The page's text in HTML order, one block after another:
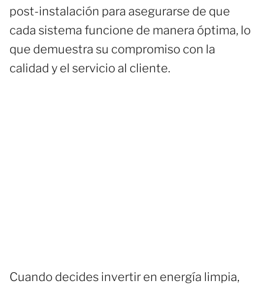
post-instalación para asegurarse de que
cada sistema funcione de manera óptima, lo
que demuestra su compromiso con la
calidad y el servicio al cliente.
Cuando decides invertir en energía limpia,